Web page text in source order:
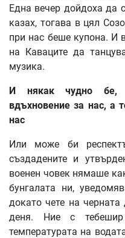
Една вечер дойдоха да
казах, тогава в цял
при нас беше купона. И
на Каваците да
музика.
И някак чудно бе
вдъхновение за нас, а
нас
Или може би
създадените и
военен човек нямаше
бунгалата ни,
докато чете на
деня. Ние с
температурата на